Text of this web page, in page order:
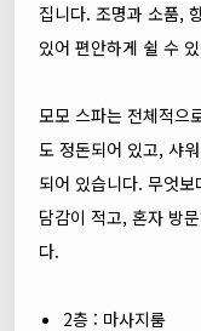
집니다. 조명과 소품,
있어 편안하게 쉴 수
모모 스파는 전체적으
도 정돈되어 있고, 샤
되어 있습니다. 무엇
담감이 적고, 혼자 방
다.
2층 : 마사지룸